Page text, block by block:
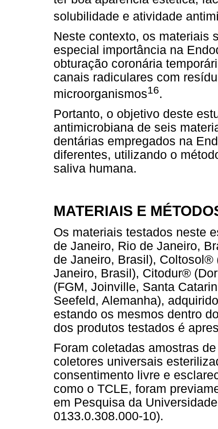
solubilidade e atividade
Neste contexto, os materiais
especial importância na
obturação coronária
canais radiculares com
microorganismos16.
Portanto, o objetivo deste
antimicrobiana de seis
dentárias empregados na
diferentes, utilizando o
saliva humana.
MATERIAIS E
Os materiais testados neste
de Janeiro, Rio de Janeiro,
de Janeiro, Brasil),
Janeiro, Brasil), Citodur®
(FGM, Joinville, Santa
Seefeld, Alemanha),
estando os mesmos dentro
dos produtos testados é
Foram coletadas amostras
coletores universais
consentimento livre e
como o TCLE, foram
em Pesquisa da
0133.0.308.000-10).